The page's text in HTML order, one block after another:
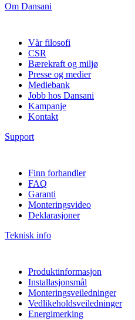
Om Dansani
Vår filosofi
CSR
Bærekraft og miljø
Presse og medier
Mediebank
Jobb hos Dansani
Kampanje
Kontakt
Support
Finn forhandler
FAQ
Garanti
Monteringsvideo
Deklarasjoner
Teknisk info
Produktinformasjon
Installasjonsmål
Monteringsveiledninger
Vedlikeholdsveiledninger
Energimerking